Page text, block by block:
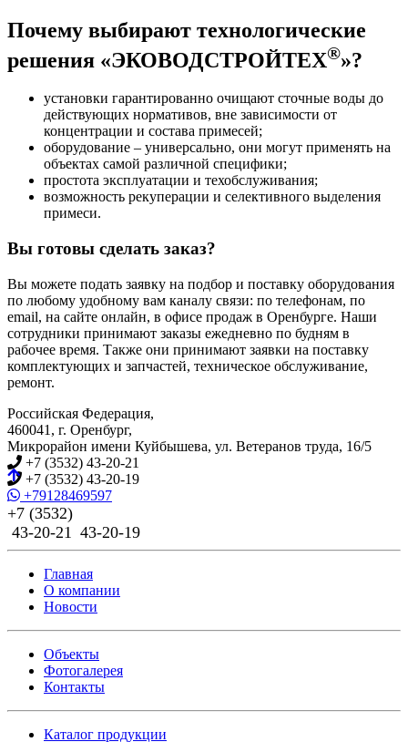
Почему выбирают технологические
решения «ЭКОВОДСТРОЙТЕХ®»?
установки гарантированно очищают сточные воды до
действующих нормативов, вне зависимости от
концентрации и состава примесей;
оборудование – универсально, они могут применять на
объектах самой различной специфики;
простота эксплуатации и техобслуживания;
возможность рекуперации и селективного выделения
примеси.
Вы готовы сделать заказ?
Вы можете подать заявку на подбор и поставку оборудования
по любому удобному вам каналу связи: по телефонам, по
email, на сайте онлайн, в офисе продаж в Оренбурге. Наши
сотрудники принимают заказы ежедневно по будням в
рабочее время. Также они принимают заявки на поставку
комплектующих и запчастей, техническое обслуживание,
ремонт.
Российская Федерация,
460041 , г. Оренбург,
Микрорайон имени Куйбышева, ул. Ветеранов труда, 16/5
+7 (3532) 43-20-21
+7 (3532) 43-20-19
+79128469597
+7 (3532)
43-20-21 43-20-19
Главная
О компании
Новости
Объекты
Фотогалерея
Контакты
Каталог продукции